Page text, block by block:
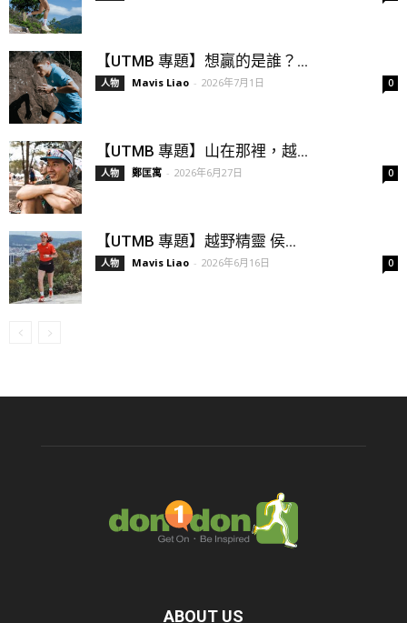
【UTMB 專題】想贏的是誰？...
人物 Mavis Liao - 2026年7月1日 0
【UTMB 專題】山在那裡，越...
人物 鄭匡寓 - 2026年6月27日 0
【UTMB 專題】越野精靈 侯...
人物 Mavis Liao - 2026年6月16日 0
ABOUT US